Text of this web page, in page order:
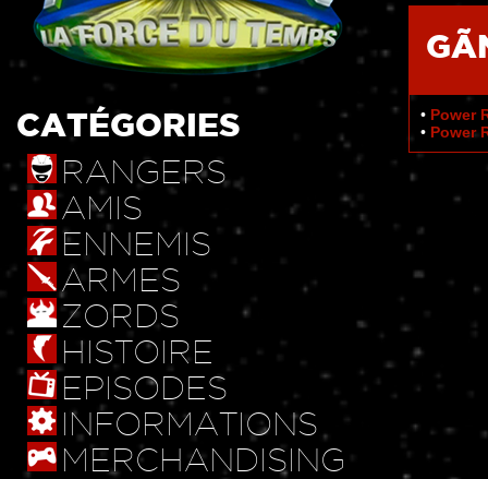
CATÉGORIES
RANGERS
AMIS
ENNEMIS
ARMES
ZORDS
HISTOIRE
EPISODES
INFORMATIONS
MERCHANDISING
• Power
• Power